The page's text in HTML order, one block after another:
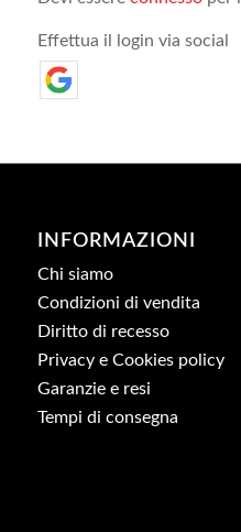
Effettua il login via social
INFORMAZIONI
Chi siamo
Condizioni di vendita
Diritto di recesso
Privacy e Cookies policy
Garanzie e resi
Tempi di consegna